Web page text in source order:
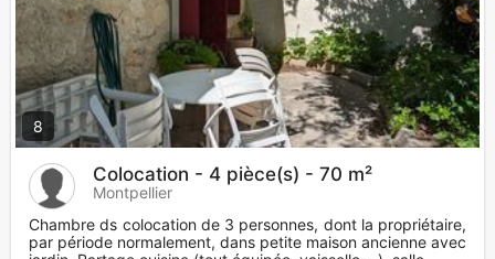
8
Colocation - 4 pièce(s) - 70 m²
Montpellier
Chambre ds colocation de 3 personnes, dont la propriétaire,
par période normalement, dans petite maison ancienne avec